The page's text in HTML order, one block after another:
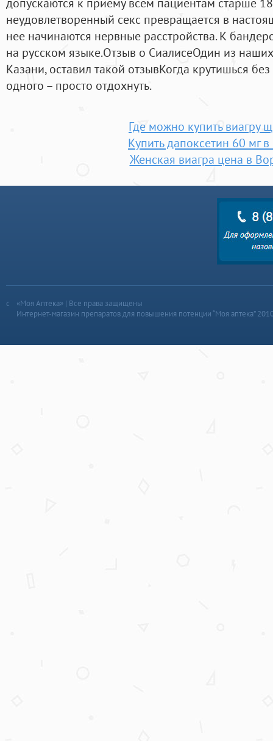
неудовлетворенный секс превращается в
нее начинаются нервные расстройства. К
на русском языке.Отзыв о СиалисеОдин из
Казани, оставил такой отзывКогда крутишься
одного – просто отдохнуть.
Где можно купить виагру
Купить дапоксетин 60 мг
Женская виагра цена в
«Моя Аптека» | Все права защищены
Интернет-магазин препаратов для повышения потенции “Моя аптека”